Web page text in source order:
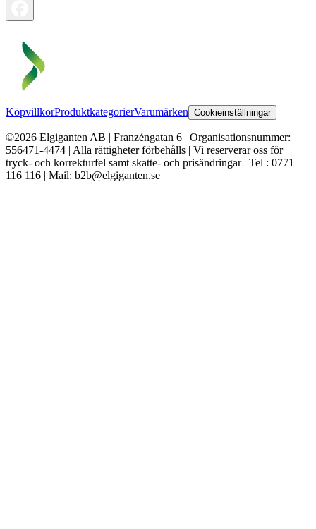
KöpvillkorProduktkategorierVarumärken Cookieinställningar
©2026 Elgiganten AB | Franzéngatan 6 | Organisationsnummer:
556471-4474 | Alla rättigheter förbehålls | Vi reserverar oss för
tryck- och korrekturfel samt skatte- och prisändringar | Tel : 0771
116 116 | Mail: b2b@elgiganten.se